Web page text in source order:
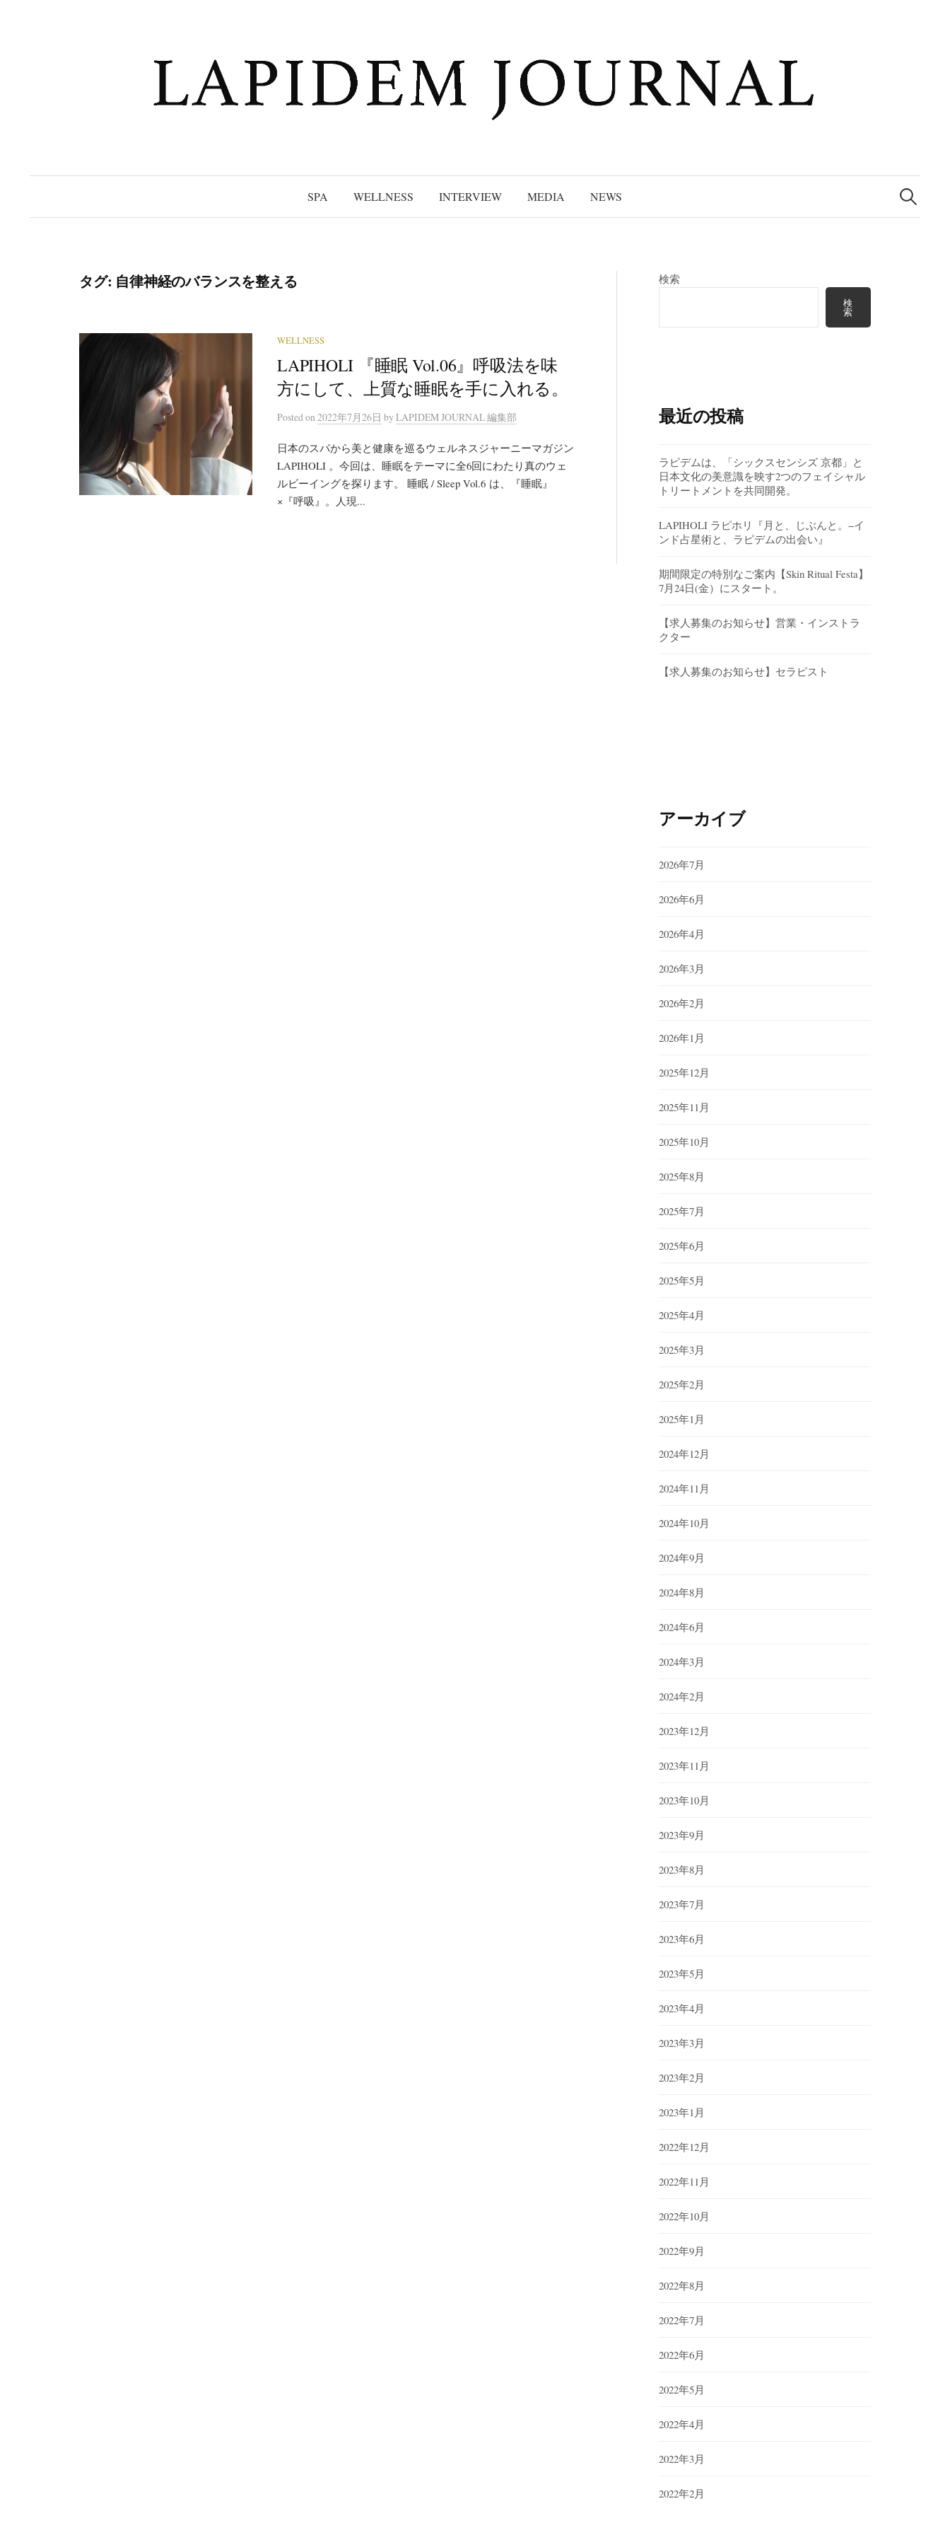
SPA WELLNESS INTERVIEW MEDIA NEWS
検
索:
タグ: 自律神経のバランスを整える
WELLNESS
LAPIHOLI 『睡眠 Vol.06』呼吸法を味
方にして、上質な睡眠を手に入れる。
Postedon 2022年7月26日 by LAPIDEM JOURNAL 編集部
日本のスパから美と健康を巡るウェルネスジャーニーマガジン
LAPIHOLI 。今回は、睡眠をテーマに全6回にわたり真のウェ
ルビーイングを探ります。 睡眠 / Sleep Vol.6 は、『睡眠』
×『呼吸』。人現...
検索
検
索
最近の投稿
ラピデムは、「シックスセンシズ 京都」と
日本文化の美意識を映す2つのフェイシャル
トリートメントを共同開発。
LAPIHOLI ラピホリ『月と、じぶんと。−イ
ンド占星術と、ラピデムの出会い』
期間限定の特別なご案内【Skin Ritual Festa】
7月24日(金）にスタート。
【求人募集のお知らせ】営業・インストラ
クター
【求人募集のお知らせ】セラピスト
アーカイブ
2026年7月
2026年6月
2026年4月
2026年3月
2026年2月
2026年1月
2025年12月
2025年11月
2025年10月
2025年8月
2025年7月
2025年6月
2025年5月
2025年4月
2025年3月
2025年2月
2025年1月
2024年12月
2024年11月
2024年10月
2024年9月
2024年8月
2024年6月
2024年3月
2024年2月
2023年12月
2023年11月
2023年10月
2023年9月
2023年8月
2023年7月
2023年6月
2023年5月
2023年4月
2023年3月
2023年2月
2023年1月
2022年12月
2022年11月
2022年10月
2022年9月
2022年8月
2022年7月
2022年6月
2022年5月
2022年4月
2022年3月
2022年2月